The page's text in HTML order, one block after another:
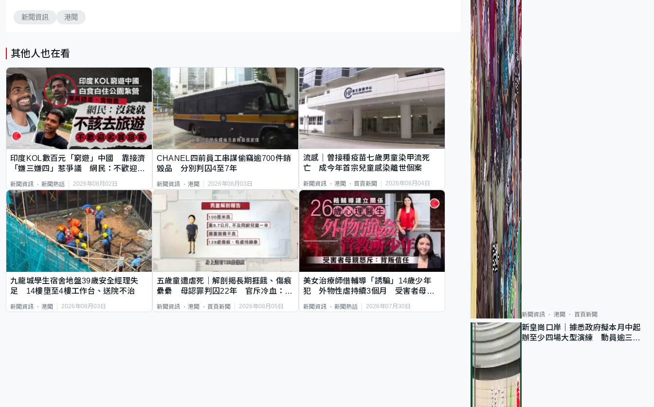
新聞資訊 港聞
其他人也在看
印度KOL數百元「窮遊」中國 靠接濟
「嫌三嫌四」惹爭議 網民：不歡迎劣
新聞資訊 新聞熱話 2026年08月02日
CHANEL四前員工串謀偷竊逾700件銷
毀品 分別判囚4至7年
新聞資訊 港聞 2026年08月03日
流感｜曾接種疫苗七歲男童染甲流死
亡 成今年首宗兒童感染離世個案
新聞資訊 港聞 首頁新聞 2026年08月04日
九龍城學生宿舍地盤39歲安全經理失
足 14樓墮至4樓工作台、送院不治
新聞資訊 港聞 2026年08月03日
五歲童遭虐死｜解剖揭長期捱餓、傷痕
纍纍 母認罪判囚22年 官斥冷血：同
新聞資訊 港聞 首頁新聞 2026年08月05日
美女治療師借輔導「誘騙」14歲少年
犯 外物性虐持續3個月 受害者母：
新聞資訊 新聞熱話 2026年07月30日
新聞資訊 港聞 首頁新聞
新皇崗口岸｜據悉政府擬本月中起
辦至少四場大型演練 動員逾三萬